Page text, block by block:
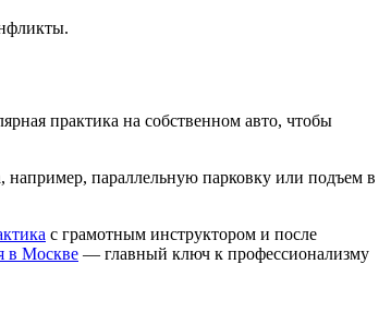
практика на собственном авто, чтобы
например, параллельную парковку или подъем в
с грамотным инструктором и после
в Москве — главный ключ к профессионализму